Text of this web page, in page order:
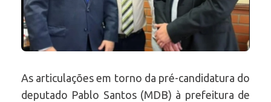
As articulações em torno da pré-candidatura do
deputado Pablo Santos (MDB) à prefeitura de